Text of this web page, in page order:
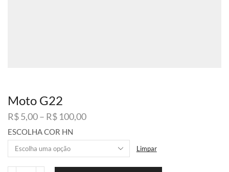
Moto G22
R$5,00– R$ 100,00Faixa
preço:
através
R$ 100,00
ESCOLHA COR HN
Limpar